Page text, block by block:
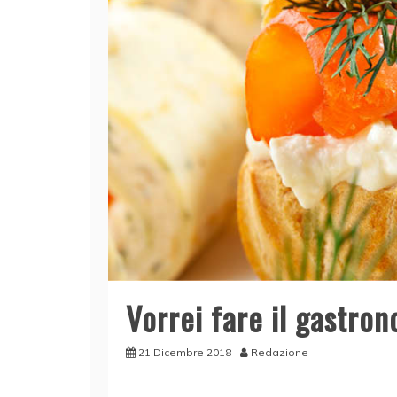
Vorrei fare il
21 Dicembre 2018 Redazione